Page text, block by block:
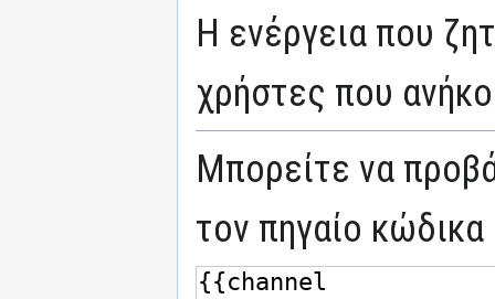
Η ενέργεια που
χρήστες που
Μπορείτε να
τον πηγαίο